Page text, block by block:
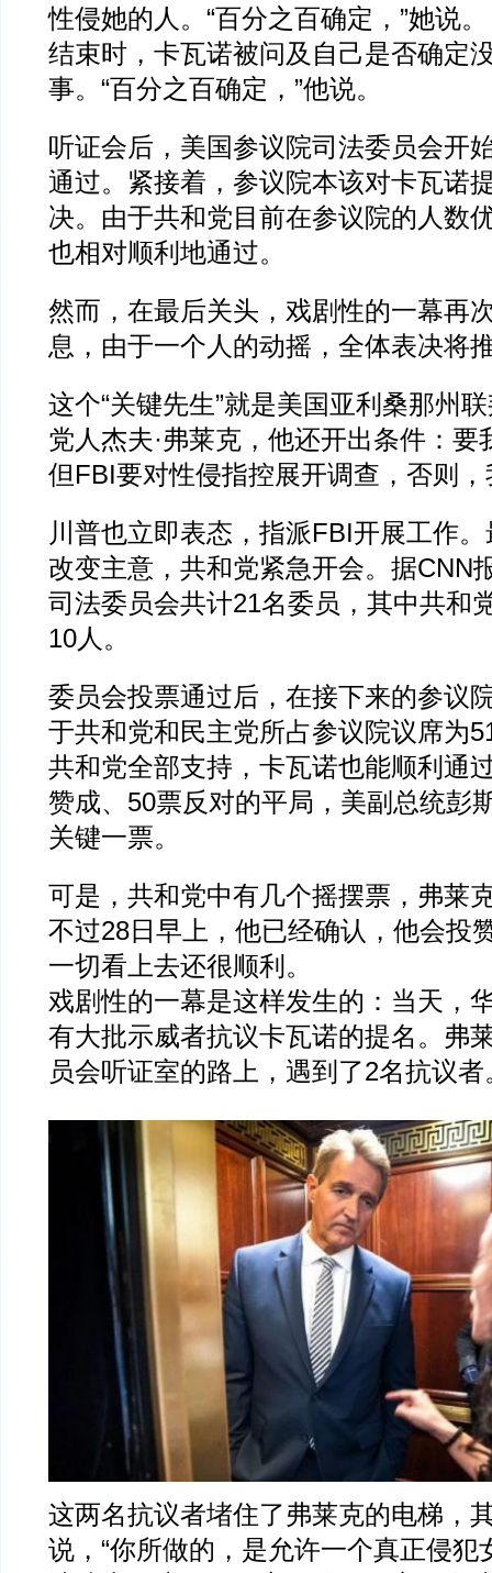
性侵她的人。“百分之百确定，”她说。
结束时，卡瓦诺被问及自己是否确定
事。“百分之百确定，”他说。
听证会后，美国参议院司法委员会开
通过。紧接着，参议院本该对卡瓦诺
决。由于共和党目前在参议院的人数
也相对顺利地通过。
然而，在最后关头，戏剧性的一幕再
息，由于一个人的动摇，全体表决将
这个“关键先生”就是美国亚利桑那州
党人杰夫·弗莱克，他还开出条件：要
但FBI要对性侵指控展开调查，否则
川普也立即表态，指派FBI开展工作
改变主意，共和党紧急开会。据CNN
司法委员会共计21名委员，其中共和
10人。
委员会投票通过后，在接下来的参议
于共和党和民主党所占参议院议席为
共和党全部支持，卡瓦诺也能顺利通
赞成、50票反对的平局，美副总统彭
关键一票。
可是，共和党中有几个摇摆票，弗莱
不过28日早上，他已经确认，他会投
一切看上去还很顺利。
戏剧性的一幕是这样发生的：当天，
有大批示威者抗议卡瓦诺的提名。弗
员会听证室的路上，遇到了2名抗议者
这两名抗议者堵住了弗莱克的电梯，
说，“你所做的，是允许一个真正侵犯